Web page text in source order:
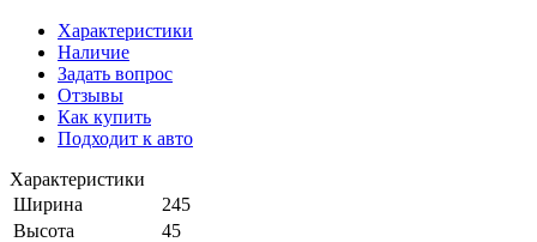
Характеристики
Наличие
Задать вопрос
Отзывы
Как купить
Подходит к авто
Характеристики
Ширина
245
Высота
45